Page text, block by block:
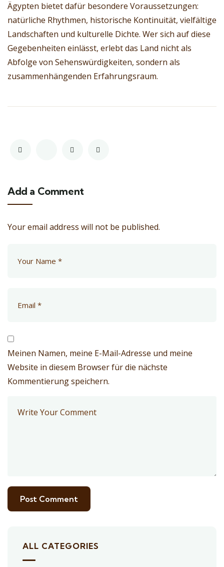
Ägypten bietet dafür besondere Voraussetzungen:
natürliche Rhythmen, historische Kontinuität, vielfältige
Landschaften und kulturelle Dichte. Wer sich auf diese
Gegebenheiten einlässt, erlebt das Land nicht als
Abfolge von Sehenswürdigkeiten, sondern als
zusammenhängenden Erfahrungsraum.
Add a Comment
Your email address will not be published.
Meinen Namen, meine E-Mail-Adresse und meine
Website in diesem Browser für die nächste
Kommentierung speichern.
ALL CATEGORIES